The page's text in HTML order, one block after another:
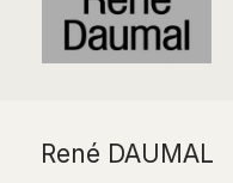
René DAUMAL